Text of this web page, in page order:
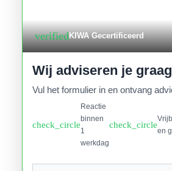
verifiedKIWA Gecertificeerd
Wij adviseren je
Vul het formulier in en ontvang
check_circle
Reactie
binnen
1
werkdag
check_circle
en